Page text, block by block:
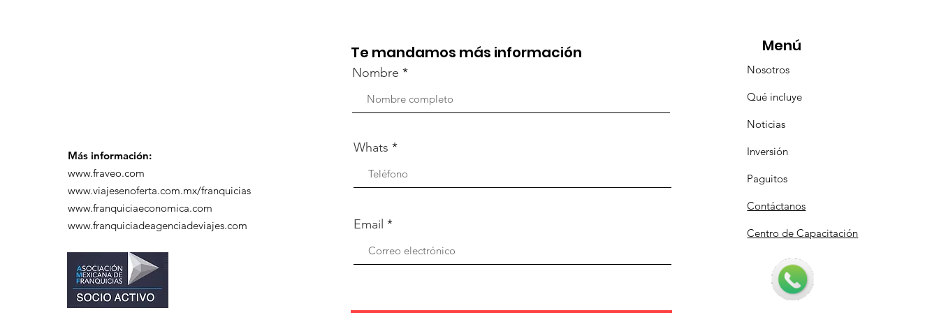
Más información:
www.fraveo.com
www.viajesenoferta.com.mx/franquicias
www.franquiciaeconomica.com
www.franquiciadeagenciadeviajes.com
Te mandamos más información
Nombre
Whats
Email
Menú
Nosotros
Qué incluye
Noticias
Inversión
Paguitos
Contáctanos
Centro de Capacitación